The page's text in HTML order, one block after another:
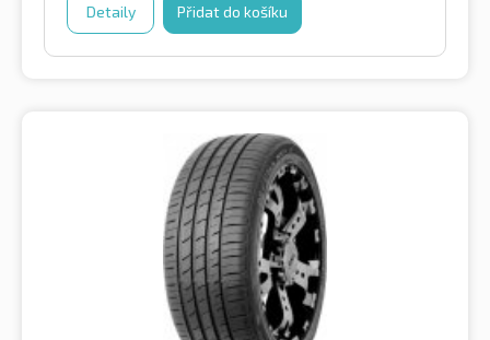
Detaily Přidat do košíku